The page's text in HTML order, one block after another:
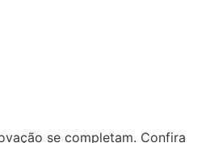
se completam. Confira